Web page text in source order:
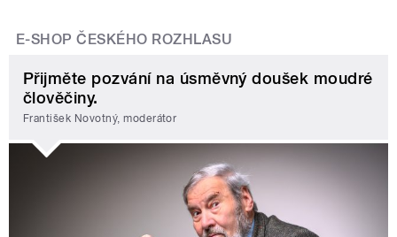
E-SHOP ČESKÉHO ROZHLASU
Přijměte pozvání na úsměvný doušek moudré
člověčiny.
František Novotný, moderátor